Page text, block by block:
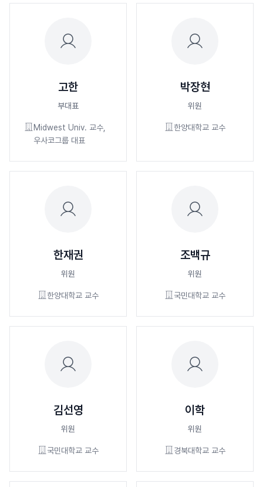
고한
부대표
Midwest Univ. 교수,
우사코그룹 대표
박장현
위원
한양대학교 교수
한재권
위원
한양대학교 교수
조백규
위원
국민대학교 교수
김선영
위원
국민대학교 교수
이학
위원
경북대학교 교수